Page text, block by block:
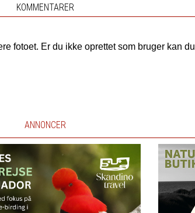
KOMMENTARER
fotoet. Er du ikke oprettet som bruger kan du
ANNONCER